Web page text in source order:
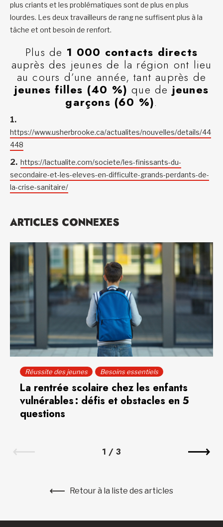
plus criants et les problématiques sont de plus en plus
lourdes. Les deux travailleurs de rang ne suffisent plus à la
tâche et ont besoin de renfort.
Plus de 1 000 contacts directs
auprès des jeunes de la région ont lieu
au cours d’une année, tant auprès de
jeunes filles (40 %) que de jeunes
garçons (60 %).
https://www.usherbrooke.ca/actualites/nouvelles/details/44
448
https://lactualite.com/societe/les-finissants-du-
secondaire-et-les-eleves-en-difficulte-grands-perdants-de-
la-crise-sanitaire/
ARTICLES CONNEXES
Réussite des jeunes Besoins essentiels
La rentrée scolaire chez les enfants
vulnérables : défis et obstacles en 5
questions
1 / 3
Retour à la liste des articles